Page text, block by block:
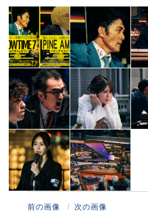
前の画像 次の画像